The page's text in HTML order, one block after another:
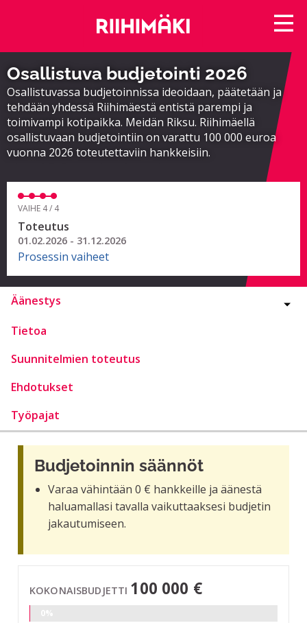
Osallistuva budjetointi 2026
Osallistuvassa budjetoinnissa ideoidaan, päätetään ja
tehdään yhdessä Riihimäestä entistä parempi ja
toimivampi kotipaikka. Meidän Riksu. Riihimäellä
osallistuvaan budjetointiin on varattu 100 000 euroa
vuonna 2026 toteutettaviin hankkeisiin.
VAIHE 4 / 4
Toteutus
01.02.2026 - 31.12.2026
Prosessin vaiheet
Äänestys
Tietoa
Suunnitelmien toteutus
Ehdotukset
Työpajat
Budjetoinnin säännöt
Varaa vähintään 0 € hankkeille ja äänestä
haluamallasi tavalla vaikuttaaksesi budjetin
jakautumiseen.
KOKONAISBUDJETTI 100 000 €